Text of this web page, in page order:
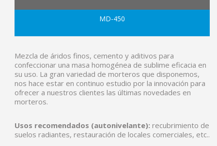
MD-450
Mezcla de áridos finos, cemento y aditivos para
confeccionar una masa homogénea de sublime eficacia en
su uso. La gran variedad de morteros que disponemos,
nos hace estar en continuo estudio por la innovación para
ofrecer a nuestros clientes las últimas novedades en
morteros.
Usos recomendados (autonivelante): recubrimiento de
suelos radiantes, restauración de locales comerciales, etc..